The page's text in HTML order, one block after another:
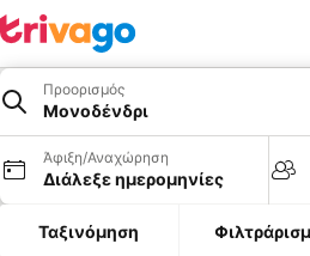
Προορισμός
Μονοδένδρι
Άφιξη/Αναχώρηση
Διάλεξε ημερομηνίες
Ταξινόμηση